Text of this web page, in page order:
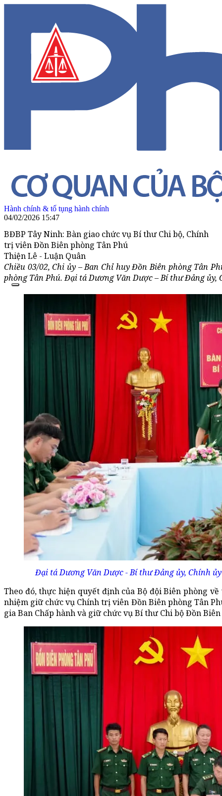
Hành chính & tố tụng hành chính
04/02/2026 15:47
BĐBP Tây Ninh: Bàn giao chức vụ Bí thư Chi bộ, Chính
trị viên Đồn Biên phòng Tân Phú
Thiện Lê - Luận Quân
Chiều 03/02, Chi ủy – Ban Chỉ huy Đồn Biên phòng Tân
phòng Tân Phú. Đại tá Dương Văn Dược – Bí thư Đảng
Đại tá Dương Văn Dược - Bí thư Đảng ủy, Chính
Theo đó, thực hiện quyết định của Bộ đội Biên phòng
nhiệm giữ chức vụ Chính trị viên Đồn Biên phòng Tân
gia Ban Chấp hành và giữ chức vụ Bí thư Chi bộ Đồn